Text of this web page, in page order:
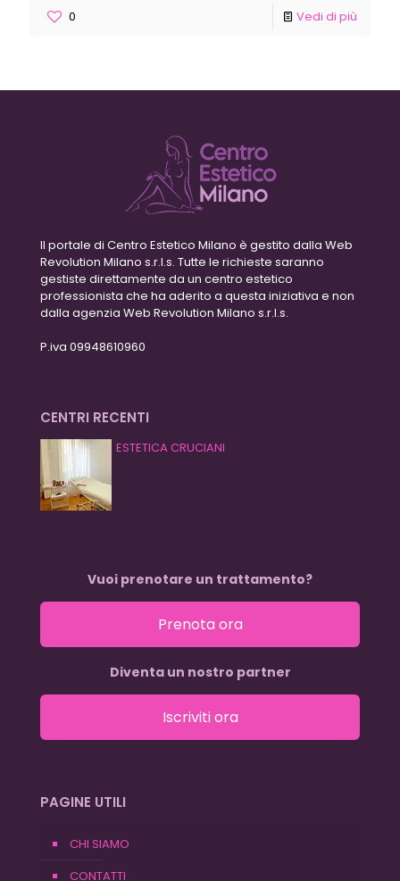
0 Vedi di più
Il portale di Centro Estetico Milano è gestito dalla Web
Revolution Milano s.r.l.s. Tutte le richieste saranno
gestiste direttamente da un centro estetico
professionista che ha aderito a questa iniziativa e non
dalla agenzia Web Revolution Milano s.r.l.s.
P.iva 09948610960
CENTRI RECENTI
ESTETICA CRUCIANI
Vuoi prenotare un trattamento?
Prenota ora
Diventa un nostro partner
Iscriviti ora
PAGINE UTILI
CHI SIAMO
CONTATTI